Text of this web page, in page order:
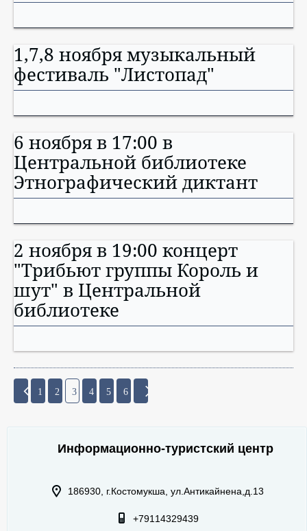
1,7,8 ноября музыкальный
фестиваль "Листопад"
6 ноября в 17:00 в
Центральной библиотеке
Этнографический диктант
2 ноября в 19:00 концерт
"Трибьют группы Король и
шут" в Центральной
библиотеке
1 2 3 4 5 6
Информационно-туристский центр
186930, г.Костомукша, ул.Антикайнена,д.13
+79114329439